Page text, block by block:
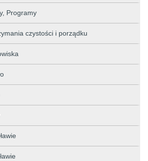
Programy
czystości i porządku